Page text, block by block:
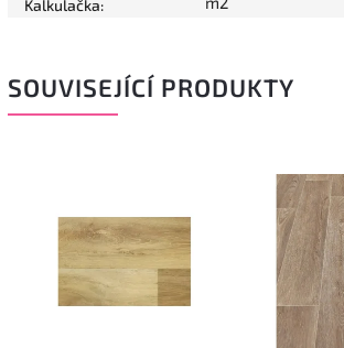
Kalkulačka:
SOUVISEJÍCÍ PRODUKTY